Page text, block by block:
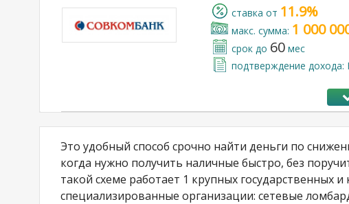
cтавка от 11.9%
макс. сумма: 1 000
срок до 60 мес
подтверждение дохода:
Это удобный способ срочно найти деньги по
когда нужно получить наличные быстро, без
такой схеме работает 1 крупных государственных
специализированные организации: сетевые